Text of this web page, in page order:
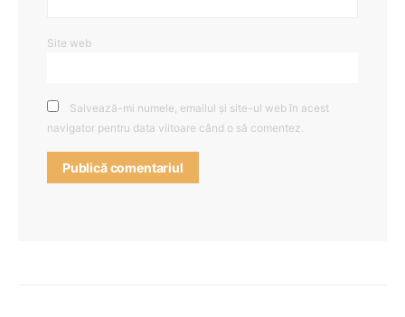
Site web
Salvează-mi numele, emailul și site-ul web în acest
navigator pentru data viitoare când o să comentez.